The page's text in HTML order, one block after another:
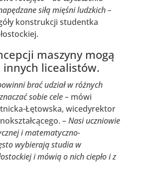
siłą mięśni ludzkich –
konstrukcji studentka
maszyny mogą
licealistów.
brać udział w różnych
sobie cele – mówi
Łętowska, wicedyrektor
– Nasi uczniowie
i matematyczno-
wybierają studia w
i mówią o nich ciepło i z